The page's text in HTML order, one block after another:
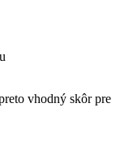
vhodný skôr pre